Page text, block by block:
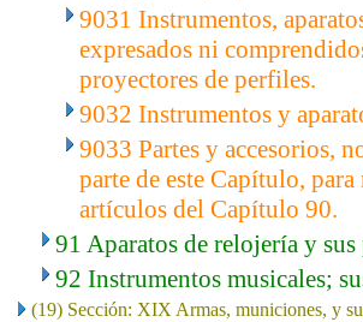
9031 Instrumentos,
expresados ni
proyectores de perfiles.
9032 Instrumentos y
9033 Partes y accesorios,
parte de este Capítulo,
artículos del Capítulo 90.
91 Aparatos de relojería y sus
92 Instrumentos musicales;
(19) Sección: XIX Armas, municiones, y